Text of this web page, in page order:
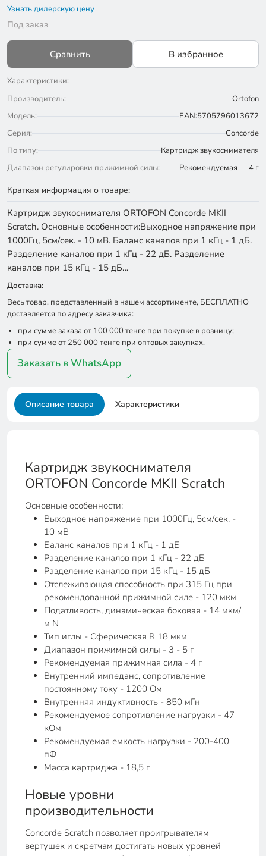
Узнать дилерскую цену
Под заказ
Сравнить В избранное
Характеристики:
Производитель:
Ortofon
Модель:
EAN:5705796013672
Серия:
Concorde
По типу:
Картридж звукоснимателя
Диапазон регулировки прижимной силы:
Рекомендуемая — 4 г
Краткая информация о товаре:
Картридж звукоснимателя ORTOFON Concorde MKII
Scratch. Основные особенности:Выходное напряжение при
1000Гц, 5см/сек. - 10 мВ. Баланс каналов при 1 кГц - 1 дБ.
Разделение каналов при 1 кГц - 22 дБ. Разделение
каналов при 15 кГц - 15 дБ…
Доставка:
Весь товар, представленный в нашем ассортименте, БЕСПЛАТНО
доставляется по адресу заказчика:
при сумме заказа от 100 000 тенге при покупке в розницу;
при сумме от 250 000 тенге при оптовых закупках.
Заказать в WhatsApp
Описание товара Характеристики
Картридж звукоснимателя
ORTOFON Concorde MKII Scratch
Основные особенности:
Выходное напряжение при 1000Гц, 5см/сек. -
10 мВ
Баланс каналов при 1 кГц - 1 дБ
Разделение каналов при 1 кГц - 22 дБ
Разделение каналов при 15 кГц - 15 дБ
Отслеживающая способность при 315 Гц при
рекомендованной прижимной силе - 120 мкм
Податливость, динамическая боковая - 14 мкм/
м N
Тип иглы - Сферическая R 18 мкм
Диапазон прижимной силы - 3 - 5 г
Рекомендуемая прижимная сила - 4 г
Внутренний импеданс, сопротивление
постоянному току - 1200 Ом
Внутренняя индуктивность - 850 мГн
Рекомендуемое сопротивление нагрузки - 47
кОм
Рекомендуемая емкость нагрузки - 200-400
пФ
Масса картриджа - 18,5 г
Новые уровни
производительности
Concorde Scratch позволяет проигрывателям
вертушек и скретчам достигать новых уровней